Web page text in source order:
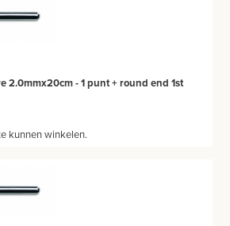
2.0mmx20cm - 1 punt + round end 1st
kunnen winkelen.